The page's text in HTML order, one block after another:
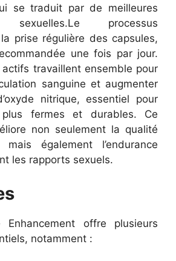
se traduit par de meilleures
sexuelles.Le processus
prise régulière des capsules,
une fois par jour.
travaillent ensemble pour
sanguine et augmenter
nitrique, essentiel pour
fermes et durables. Ce
non seulement la qualité
également l’endurance
les rapports sexuels.
offre plusieurs
notamment :